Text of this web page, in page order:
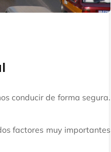
conducir de forma segura.
factores muy importantes